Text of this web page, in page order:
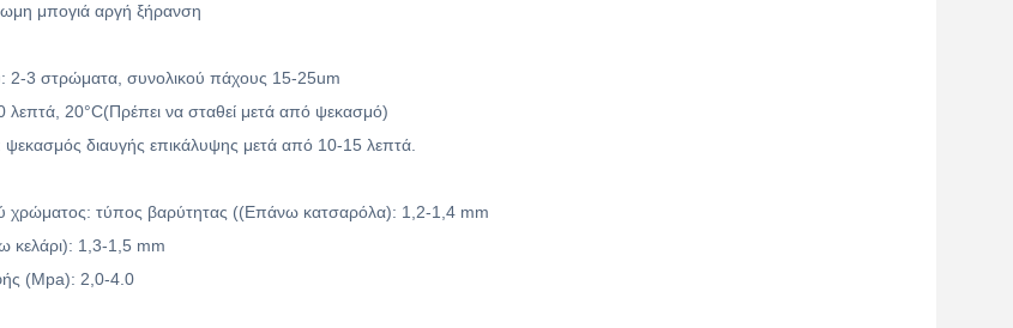
μπογιά αργή ξήρανση
2-3 στρώματα, συνολικού πάχους 15-25um
λεπτά, 20°C(Πρέπει να σταθεί μετά από ψεκασμό)
διαυγής επικάλυψης μετά από 10-15 λεπτά.
χρώματος: τύπος βαρύτητας ((Επάνω κατσαρόλα): 1,2-1,4 mm
κελάρι): 1,3-1,5 mm
(Mpa): 2,0-4.0